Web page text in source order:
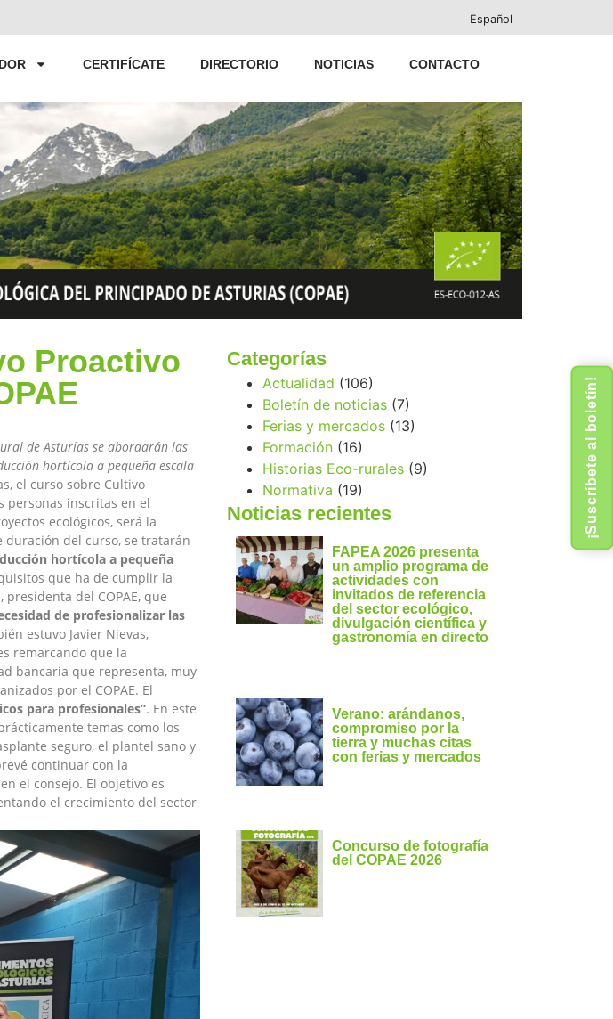
Español
CERTIFÍCATE DIRECTORIO NOTICIAS CONTACTO
Proactivo
de Asturias se abordarán las
hortícola a pequeña escala
el curso sobre Cultivo
personas inscritas en el
ecológicos, será la
duración del curso, se tratarán
hortícola a pequeña
que ha de cumplir la
del COPAE, que
de profesionalizar las
estuvo Javier Nievas,
remarcando que la
bancaria que representa, muy
por el COPAE. El
para profesionales”. En este
temas como los
seguro, el plantel sano y
continuar con la
el consejo. El objetivo es
el crecimiento del sector
Categorías
Actualidad (106)
Boletín de noticias (7)
Ferias y mercados (13)
Formación (16)
Historias Eco-rurales (9)
Normativa (19)
Noticias recientes
FAPEA 2026 presenta
un amplio programa de
actividades con
invitados de referencia
del sector ecológico,
divulgación científica y
gastronomía en directo
Verano: arándanos,
compromiso por la
tierra y muchas citas
con ferias y mercados
Concurso de fotografía
del COPAE 2026
¡Suscríbete al boletín!